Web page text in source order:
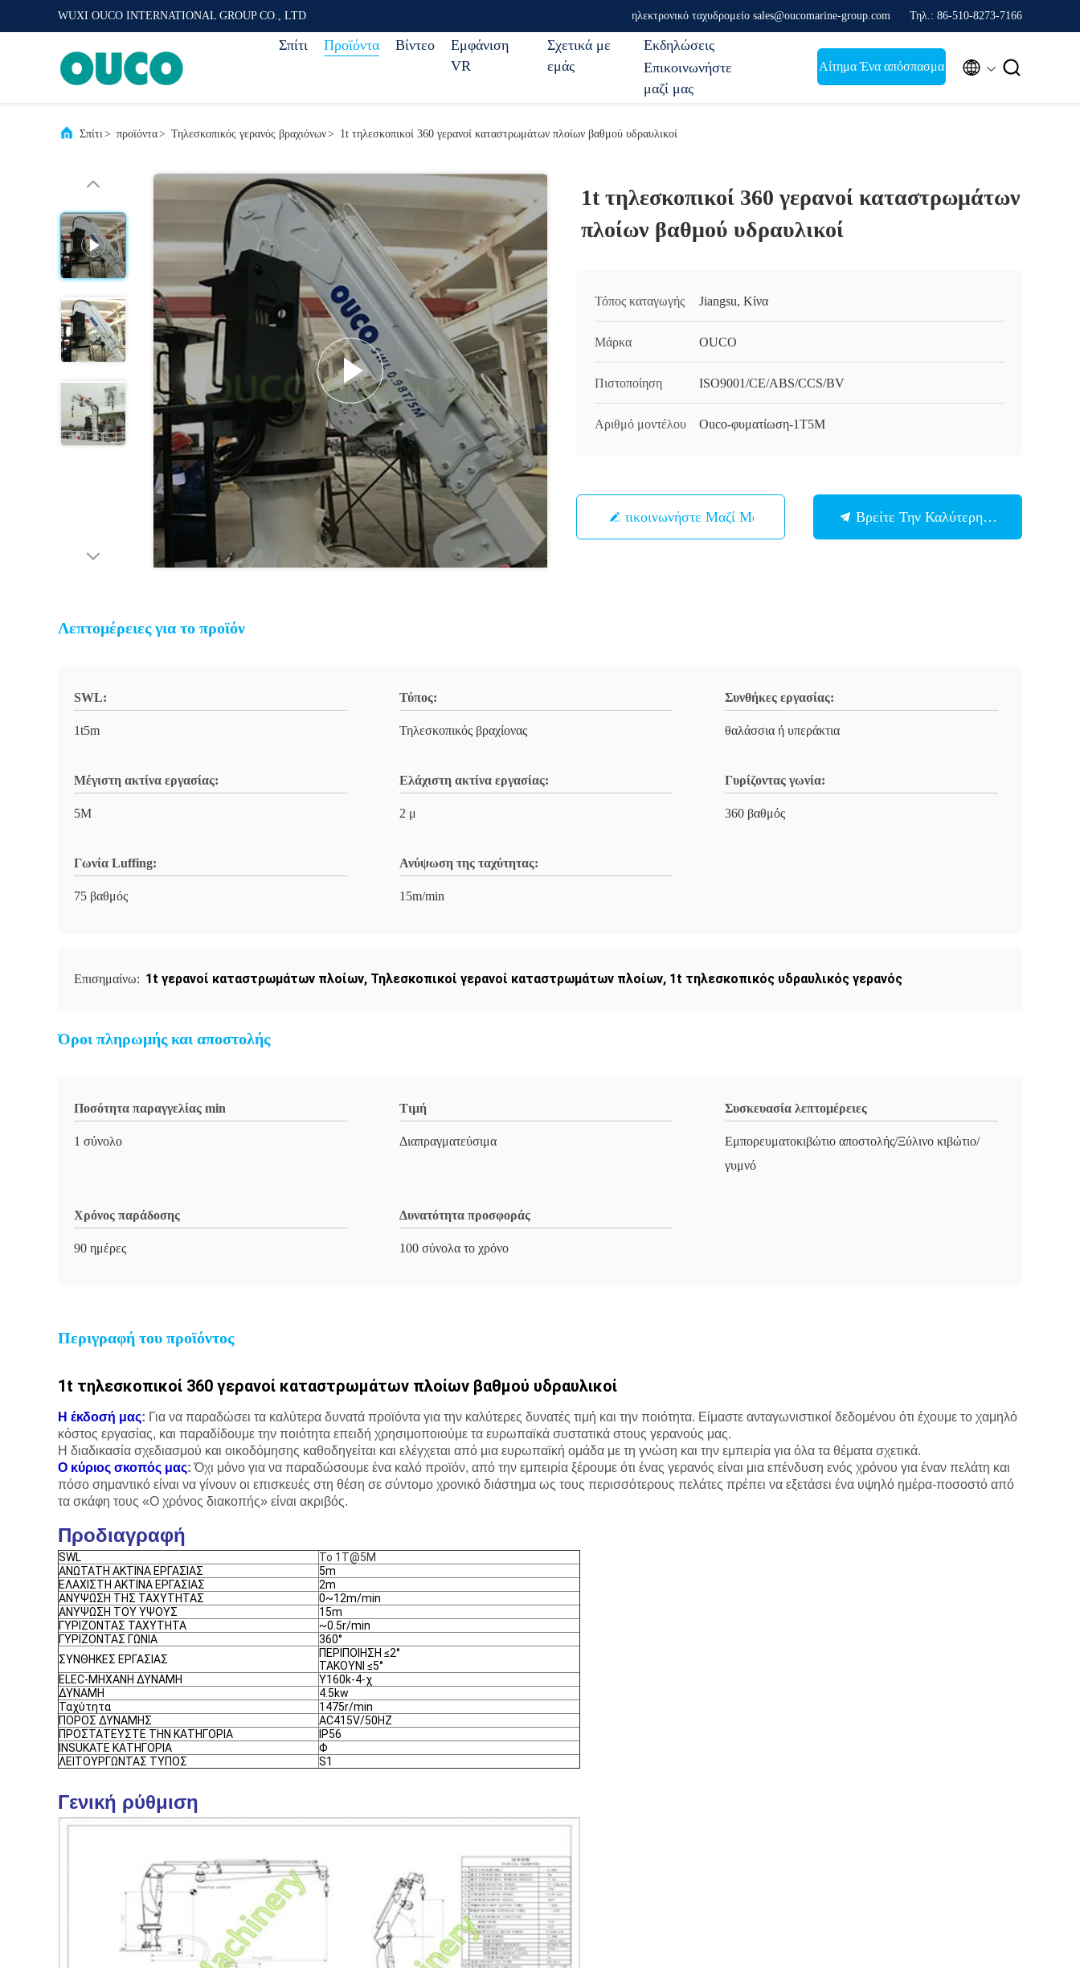
WUXI OUCO INTERNATIONAL GROUP CO., LTD ηλεκτρονικό ταχυδρομείο sales@oucomarine-group.com Τηλ.: 86-510-8273-7166
Σπίτι Προϊόντα Βίντεο
Εμφάνιση
VR
Σχετικά με
εμάς
Εκδηλώσεις
Επικοινωνήστε
μαζί μας
Αίτημα Ένα απόσπασμα  
Σπίτι> προϊόντα> Τηλεσκοπικός γερανός βραχιόνων> 1t τηλεσκοπικοί 360 γερανοί καταστρωμάτων πλοίων βαθμού υδραυλικοί
1t τηλεσκοπικοί 360 γερανοί καταστρωμάτων
πλοίων βαθμού υδραυλικοί
Τόπος καταγωγής Jiangsu, Κίνα
Μάρκα OUCO
Πιστοποίηση ISO9001/CE/ABS/CCS/BV
Αριθμό μοντέλου Ouco-φυματίωση-1T5M
Επικοινωνήστε Μαζί Μας Βρείτε Την Καλύτερη Τιμή
Λεπτομέρειες για το προϊόν
SWL:
1t5m
Τύπος:
Τηλεσκοπικός βραχίονας
Συνθήκες εργασίας:
θαλάσσια ή υπεράκτια
Μέγιστη ακτίνα εργασίας:
5M
Ελάχιστη ακτίνα εργασίας:
2 μ
Γυρίζοντας γωνία:
360 βαθμός
Γωνία Luffing:
75 βαθμός
Ανύψωση της ταχύτητας:
15m/min
Επισημαίνω: 1t γερανοί καταστρωμάτων πλοίων, Τηλεσκοπικοί γερανοί καταστρωμάτων πλοίων, 1t τηλεσκοπικός υδραυλικός γερανός
Όροι πληρωμής και αποστολής
Ποσότητα παραγγελίας min
1 σύνολο
Τιμή
Διαπραγματεύσιμα
Συσκευασία λεπτομέρειες
Εμπορευματοκιβώτιο αποστολής/Ξύλινο κιβώτιο/
γυμνό
Χρόνος παράδοσης
90 ημέρες
Δυνατότητα προσφοράς
100 σύνολα το χρόνο
Περιγραφή του προϊόντος
1t τηλεσκοπικοί 360 γερανοί καταστρωμάτων πλοίων βαθμού υδραυλικοί
Η έκδοσή μας: Για να παραδώσει τα καλύτερα δυνατά προϊόντα για την καλύτερες δυνατές τιμή και την ποιότητα. Είμαστε ανταγωνιστικοί δεδομένου ότι έχουμε το χαμηλό
κόστος εργασίας, και παραδίδουμε την ποιότητα επειδή χρησιμοποιούμε τα ευρωπαϊκά συστατικά στους γερανούς μας.
Η διαδικασία σχεδιασμού και οικοδόμησης καθοδηγείται και ελέγχεται από μια ευρωπαϊκή ομάδα με τη γνώση και την εμπειρία για όλα τα θέματα σχετικά.
Ο κύριος σκοπός μας: Όχι μόνο για να παραδώσουμε ένα καλό προϊόν, από την εμπειρία ξέρουμε ότι ένας γερανός είναι μια επένδυση ενός χρόνου για έναν πελάτη και
πόσο σημαντικό είναι να γίνουν οι επισκευές στη θέση σε σύντομο χρονικό διάστημα ως τους περισσότερους πελάτες πρέπει να εξετάσει ένα υψηλό ημέρα-ποσοστό από
τα σκάφη τους «Ο χρόνος διακοπής» είναι ακριβός.
Προδιαγραφή
SWL
Το 1T@5M
ΑΝΩΤΑΤΗ ΑΚΤΙΝΑ ΕΡΓΑΣΙΑΣ
5m
ΕΛΑΧΙΣΤΗ ΑΚΤΙΝΑ ΕΡΓΑΣΙΑΣ
2m
ΑΝΥΨΩΣΗ ΤΗΣ ΤΑΧΥΤΗΤΑΣ
0~12m/min
ΑΝΥΨΩΣΗ ΤΟΥ ΥΨΟΥΣ
15m
ΓΥΡΙΖΟΝΤΑΣ ΤΑΧΥΤΗΤΑ
~0.5r/min
ΓΥΡΙΖΟΝΤΑΣ ΓΩΝΙΑ
360°
ΣΥΝΘΗΚΕΣ ΕΡΓΑΣΙΑΣ
ΠΕΡΙΠΟΙΗΣΗ ≤2°
ΤΑΚΟΥΝΙ ≤5°
ELEC-ΜΗΧΑΝΗ ΔΥΝΑΜΗ
Y160k-4-χ
ΔΥΝΑΜΗ
4.5kw
Ταχύτητα
1475r/min
ΠΟΡΟΣ ΔΥΝΑΜΗΣ
AC415V/50HZ
ΠΡΟΣΤΑΤΕΥΣΤΕ ΤΗΝ ΚΑΤΗΓΟΡΙΑ
IP56
INSUKATE ΚΑΤΗΓΟΡΙΑ
Φ
ΛΕΙΤΟΥΡΓΩΝΤΑΣ ΤΥΠΟΣ
S1
Γενική ρύθμιση